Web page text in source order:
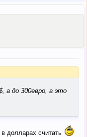
а до 300евро, а это
долларах считать